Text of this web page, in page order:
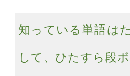
知っている単語は
して、ひたすら段